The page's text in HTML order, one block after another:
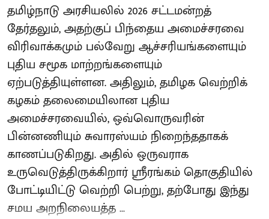
தமிழ்நாடு அரசியலில் 2026 சட்டமன்றத்
தேர்தலும், அதற்குப் பிந்தைய அமைச்சரவை
விரிவாக்கமும் பல்வேறு ஆச்சரியங்களையும்
புதிய சமூக மாற்றங்களையும்
ஏற்படுத்தியுள்ளன. அதிலும், தமிழக வெற்றிக்
கழகம் தலைமையிலான புதிய
அமைச்சரவையில், ஒவ்வொருவரின்
பின்னணியும் சுவாரஸ்யம் நிறைந்ததாகக்
காணப்படுகிறது. அதில் ஒருவராக
உருவெடுத்திருக்கிறார் ஸ்ரீரங்கம் தொகுதியில்
போட்டியிட்டு வெற்றி பெற்று, தற்போது இந்து
சமய அறநிலையத்த ...